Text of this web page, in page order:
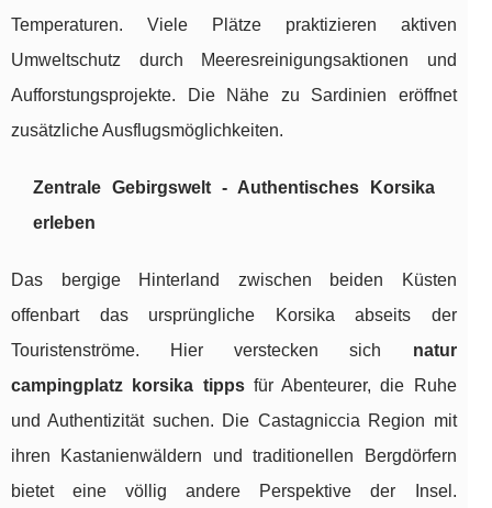
Temperaturen. Viele Plätze praktizieren aktiven
Umweltschutz durch Meeresreinigungsaktionen und
Aufforstungsprojekte. Die Nähe zu Sardinien eröffnet
zusätzliche Ausflugsmöglichkeiten.
Zentrale Gebirgswelt - Authentisches Korsika
erleben
Das bergige Hinterland zwischen beiden Küsten
offenbart das ursprüngliche Korsika abseits der
Touristenströme. Hier verstecken sich natur
campingplatz korsika tippsfür Abenteurer, die Ruhe
und Authentizität suchen. Die Castagniccia Region mit
ihren Kastanienwäldern und traditionellen Bergdörfern
bietet eine völlig andere Perspektive der Insel.